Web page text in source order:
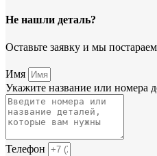
Не нашли деталь?
Оставьте заявку и мы
Имя
Укажите название или номера
Телефон